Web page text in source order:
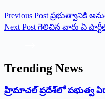
Previous Post ప్ర‌భుత్వానికి
Next Post గెలిచిన వారు ఏ
Trending News
‌హ్రిమాచల్‌ ‌ప్రదేశ్‌లో పభుత్వ